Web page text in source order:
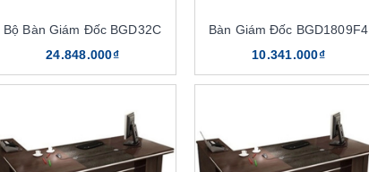
Bộ Bàn Giám Đốc BGD32C
24.848.000₫
Bàn Giám Đốc BGD1809F4
10.341.000₫